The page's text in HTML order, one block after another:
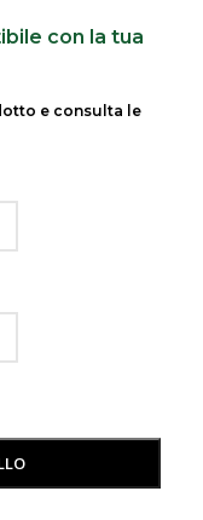
con la tua
e consulta le